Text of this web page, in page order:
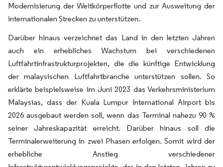
Modernisierung der Weitkörperflotte und zur Ausweitung der
internationalen Strecken zu unterstützen.
Darüber hinaus verzeichnet das Land in den letzten Jahren
auch ein erhebliches Wachstum bei verschiedenen
Luftfahrtinfrastrukturprojekten, die die künftige Entwicklung
der malaysischen Luftfahrtbranche unterstützen sollen. So
erklärte beispielsweise im Juni 2023 das Verkehrsministerium
Malaysias, dass der Kuala Lumpur International Airport bis
2026 ausgebaut werden soll, wenn das Terminal nahezu 90 %
seiner Jahreskapazität erreicht. Darüber hinaus soll die
Terminalerweiterung in zwei Phasen erfolgen. Somit wird der
erhebliche Anstieg verschiedener